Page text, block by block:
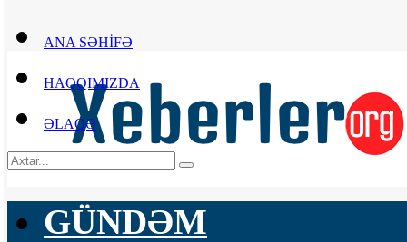
ANA SƏHİFƏ
HAQQIMIZDA
ƏLAQƏ
GÜNDƏM